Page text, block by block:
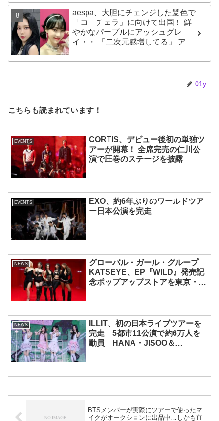
世代を代表する美女ソリュンをは
じめ、全員ビジュアルメンバーと
いわれるその魅力をチェック
aespa、大胆にチェンジした髪色で
「コーチェラ」に向けて出国！ 鮮
やかなパープルにアッシュグレ
イ・・ 「二次元感増してる」 アバ
01y
こちらも読まれています！
EVENTS
CORTIS、デビュー後初の単独ツ
アーが開幕！ 全席完売の仁川公
演で圧巻のステージを披露
EVENTS
EXO、約6年ぶりのワールドツア
ー日本公演を完走
NEWS
グローバル・ガール・グループ
KATSEYE、EP『WILD』発売記
念ポップアップストアを東京・原
NEWS
ILLIT、初の日本ライブツアーを
完走 5都市11公演で約6万人を
動員 HANA・JISOO＆
BTSメンバーが実際にツアーで使ったマ
イクがオークションに出品中…しかも直